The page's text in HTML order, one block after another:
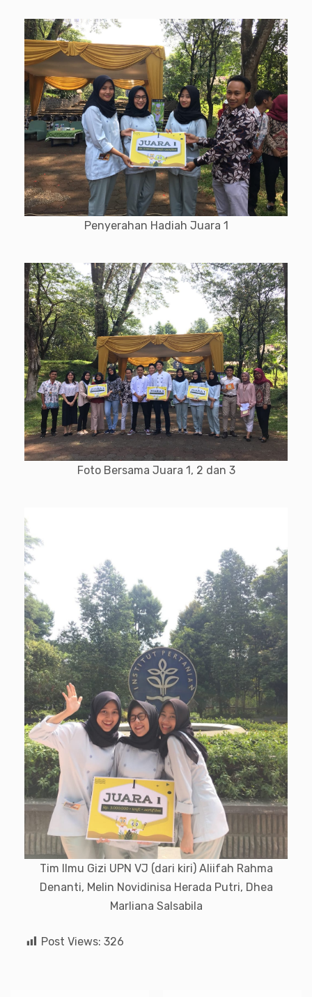
Penyerahan Hadiah Juara 1
Foto Bersama Juara 1, 2 dan 3
Tim Ilmu Gizi UPN VJ (dari kiri) Aliifah Rahma
Denanti, Melin Novidinisa Herada Putri, Dhea
Marliana Salsabila
Post Views: 326